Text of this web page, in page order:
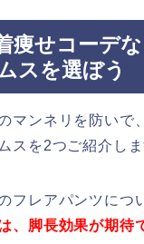
痩せコーデ
スを選ぼう
マンネリを防いで
スを2つご紹介しま
フレアパンツにつ
、脚長効果が期待